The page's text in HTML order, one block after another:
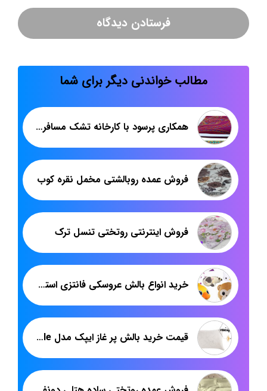
مطالب خواندنی دیگر برای شما
همکاری پرسود با کارخانه تشک مسافرتی در اصفهان
فروش عمده روبالشتی مخمل نقره کوب
فروش اینترنتی روتختی تنسل ترک
خرید انواع بالش عروسکی فانتزی استیکر
قیمت خرید بالش پر غاز ایپک مدل simple